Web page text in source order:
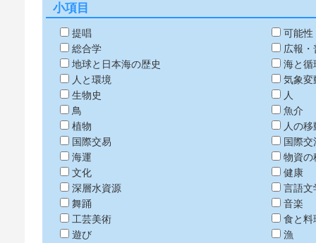
小項目
提唱
総合学
地球と日本海の歴史
人と環境
生物史
鳥
植物
国際交易
海運
文化
深層水資源
舞踊
工芸美術
遊び
可能性
広報・
海と循
気象変
人
魚介
人の
国際交
物資の
健康
言語文
音楽
食と料
漁